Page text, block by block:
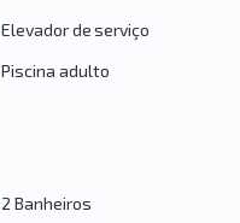
Elevador de serviço
Piscina adulto
2 Banheiros